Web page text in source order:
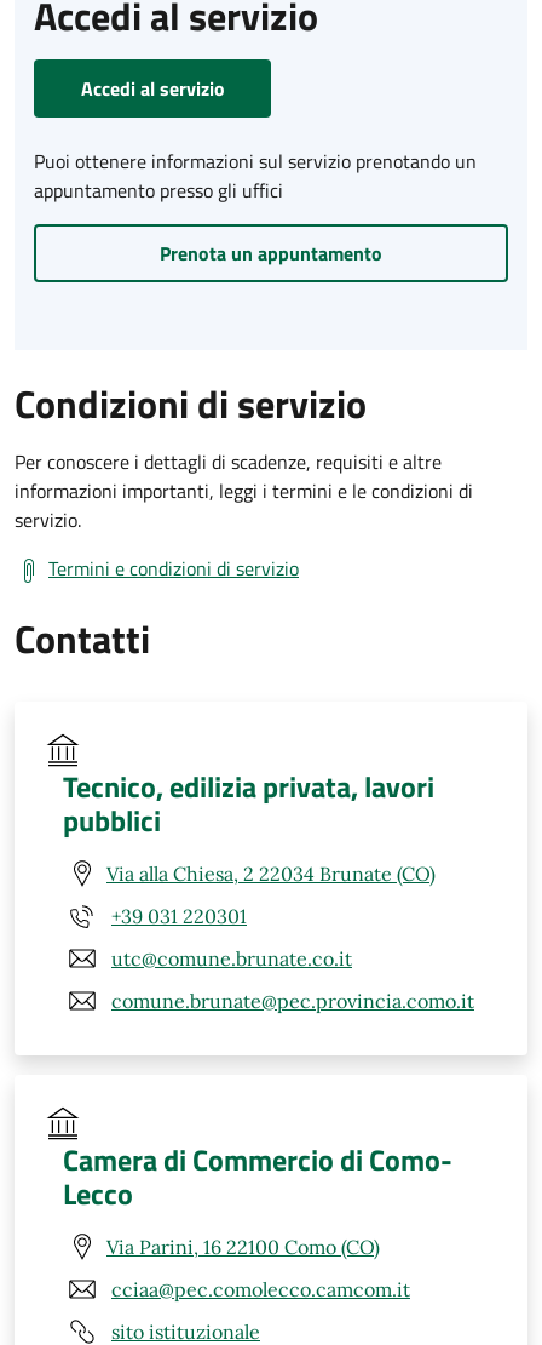
Accedi al servizio
Accedi al servizio
Puoi ottenere informazioni sul servizio prenotando un
appuntamento presso gli uffici
Prenota un appuntamento
Condizioni di servizio
Per conoscere i dettagli di scadenze, requisiti e altre
informazioni importanti, leggi i termini e le condizioni di
servizio.
Termini e condizioni di servizio
Contatti
Tecnico, edilizia privata, lavori
pubblici
Via alla Chiesa, 2 22034 Brunate (CO)
+39 031 220301
utc@comune.brunate.co.it
comune.brunate@pec.provincia.como.it
Camera di Commercio di Como-
Lecco
Via Parini, 16 22100 Como (CO)
cciaa@pec.comolecco.camcom.it
sito istituzionale